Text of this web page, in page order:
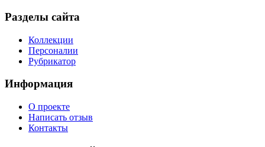
Разделы сайта
Коллекции
Персоналии
Рубрикатор
Информация
О проекте
Написать отзыв
Контакты